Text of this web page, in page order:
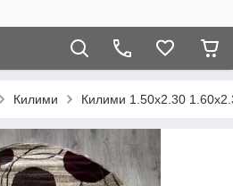
Килими Килими 1.50х2.30